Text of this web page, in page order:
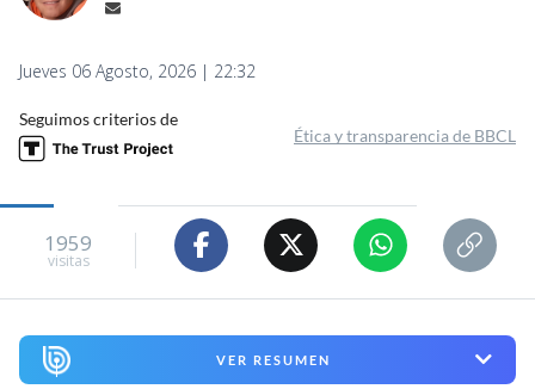
Jueves 06 Agosto, 2026 | 22:32
Seguimos criterios de
Ética y transparencia de BBCL
1959
visitas
VER RESUMEN